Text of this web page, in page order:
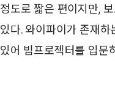
정도로 짧은 편이지만,
있다. 와이파이가 존재
있어 빔프로젝터를 입